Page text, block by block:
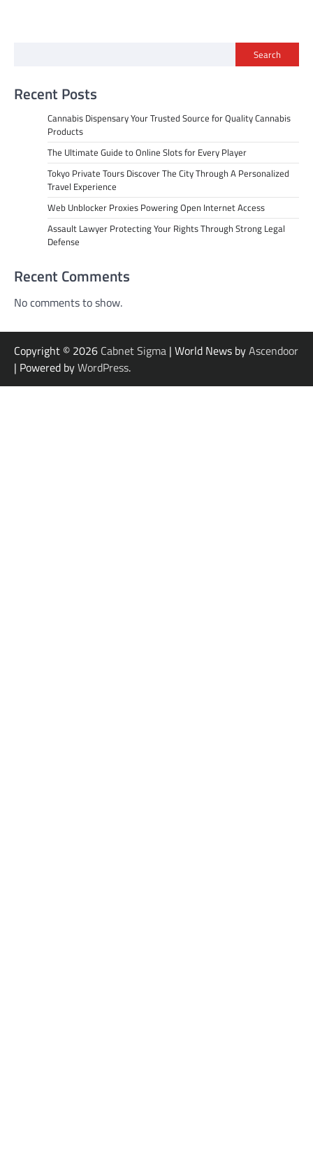
Search
Recent Posts
Cannabis Dispensary Your Trusted Source for Quality Cannabis
Products
The Ultimate Guide to Online Slots for Every Player
Tokyo Private Tours Discover The City Through A Personalized
Travel Experience
Web Unblocker Proxies Powering Open Internet Access
Assault Lawyer Protecting Your Rights Through Strong Legal
Defense
Recent Comments
No comments to show.
Copyright © 2026 Cabnet Sigma | World News byAscendoor
| Powered byWordPress.